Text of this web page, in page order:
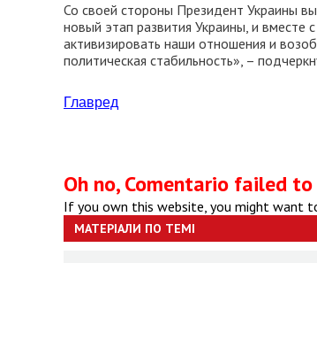
Со своей стороны Президент Украины
новый этап развития Украины, и вместе
активизировать наши отношения и
политическая стабильность», –
Главред
Oh no, Comentario failed
If you own this website, you might want
МАТЕРІАЛИ ПО ТЕМІ